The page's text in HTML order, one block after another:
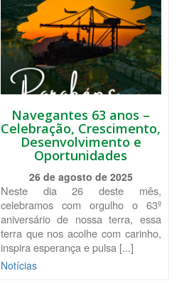
Navegantes 63 anos –
Celebração, Crescimento,
Desenvolvimento e
Oportunidades
26 de agosto de 2025
Neste dia 26 deste mês,
celebramos com orgulho o 63º
aniversário de nossa terra, essa
terra que nos acolhe com carinho,
inspira esperança e pulsa [...]
Notícias